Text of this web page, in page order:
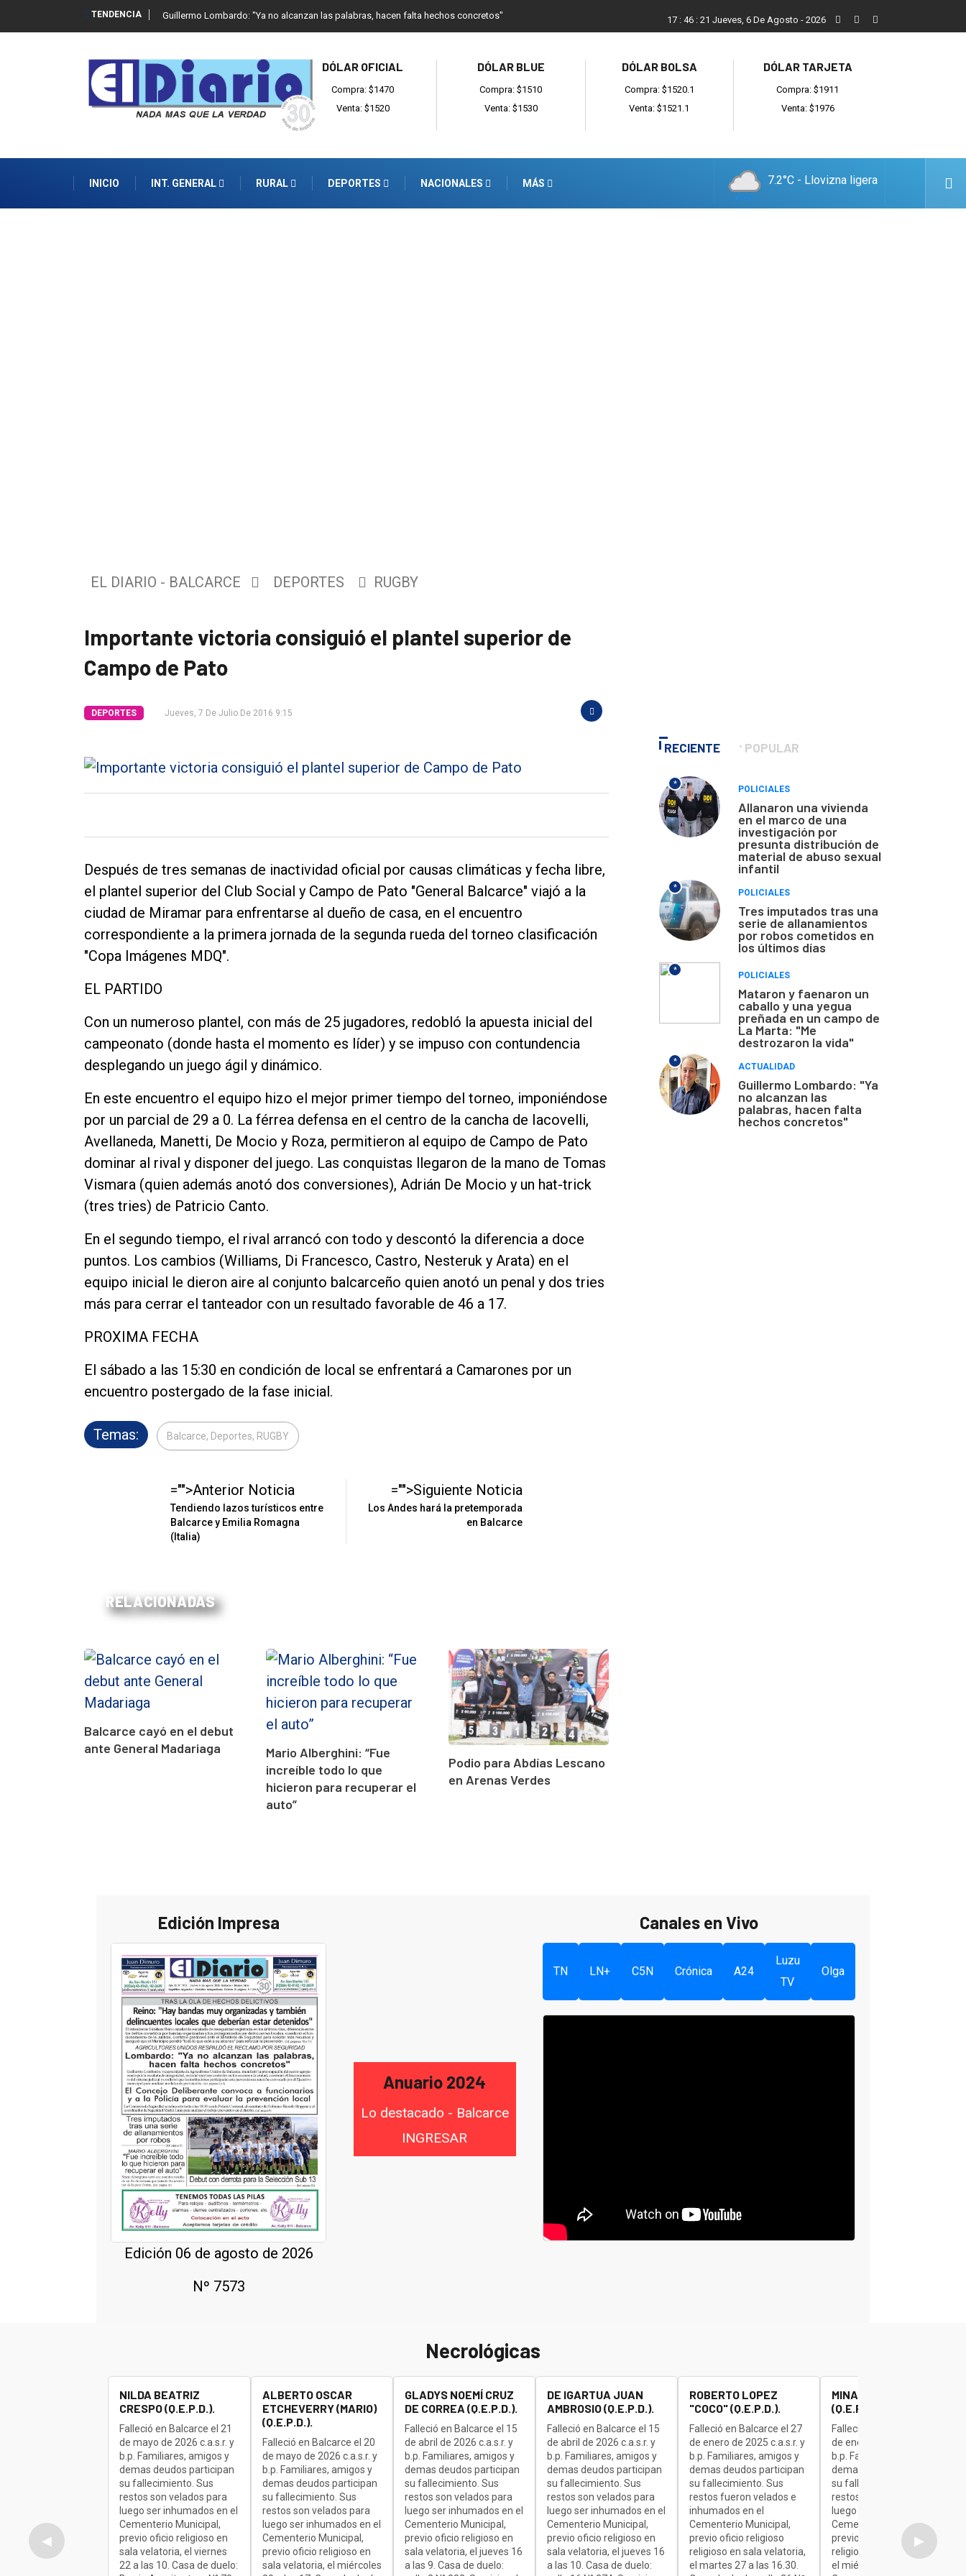
TENDENCIA
de abuso sexual infantil Guillermo Lombardo: "Ya no alcanzan las palabras, hacen falta hechos concretos" Balcarce cayó en el debut ante General Madariaga
17 : 46 : 22 Jueves, 6 De Agosto - 2026
DÓLAR OFICIAL
Compra: $1470
Venta: $1520
DÓLAR BLUE
Compra: $1510
Venta: $1530
DÓLAR BOLSA
Compra: $1520.1
Venta: $1521.1
DÓLAR TARJETA
Compra: $1911
Venta: $1976
INICIO INT. GENERAL RURAL DEPORTES NACIONALES MÁS 7.2°C - Llovizna ligera
Tendencia
Nosotros
Contacto
EL DIARIO - BALCARCE DEPORTES RUGBY
Importante victoria consiguió el plantel superior de
Campo de Pato
DEPORTES Jueves, 7 De Julio De 2016 9:15
Después de tres semanas de inactividad oficial por causas climáticas y fecha libre,
el plantel superior del Club Social y Campo de Pato "General Balcarce" viajó a la
ciudad de Miramar para enfrentarse al dueño de casa, en el encuentro
correspondiente a la primera jornada de la segunda rueda del torneo clasificación
"Copa Imágenes MDQ".
EL PARTIDO
Con un numeroso plantel, con más de 25 jugadores, redobló la apuesta inicial del
campeonato (donde hasta el momento es líder) y se impuso con contundencia
desplegando un juego ágil y dinámico.
En este encuentro el equipo hizo el mejor primer tiempo del torneo, imponiéndose
por un parcial de 29 a 0. La férrea defensa en el centro de la cancha de Iacovelli,
Avellaneda, Manetti, De Mocio y Roza, permitieron al equipo de Campo de Pato
dominar al rival y disponer del juego. Las conquistas llegaron de la mano de Tomas
Vismara (quien además anotó dos conversiones), Adrián De Mocio y un hat-trick
(tres tries) de Patricio Canto.
En el segundo tiempo, el rival arrancó con todo y descontó la diferencia a doce
puntos. Los cambios (Williams, Di Francesco, Castro, Nesteruk y Arata) en el
equipo inicial le dieron aire al conjunto balcarceño quien anotó un penal y dos tries
más para cerrar el tanteador con un resultado favorable de 46 a 17.
PROXIMA FECHA
El sábado a las 15:30 en condición de local se enfrentará a Camarones por un
encuentro postergado de la fase inicial.
Temas: Balcarce, Deportes, RUGBY
="">Anterior Noticia
Tendiendo lazos turísticos entre
Balcarce y Emilia Romagna
(Italia)
="">Siguiente Noticia
Los Andes hará la pretemporada
en Balcarce
RELACIONADAS
Balcarce cayó en el debut
ante General Madariaga
Mario Alberghini: “Fue
increíble todo lo que
hicieron para recuperar el
auto”
Podio para Abdías Lescano
en Arenas Verdes
RECIENTE POPULAR
*
POLICIALES
Allanaron una vivienda
en el marco de una
investigación por
presunta distribución de
material de abuso sexual
infantil
*
POLICIALES
Tres imputados tras una
serie de allanamientos
por robos cometidos en
los últimos días
*
POLICIALES
Mataron y faenaron un
caballo y una yegua
preñada en un campo de
La Marta: "Me
destrozaron la vida"
*
ACTUALIDAD
Guillermo Lombardo: "Ya
no alcanzan las
palabras, hacen falta
hechos concretos"
Edición Impresa
Edición 06 de agosto de 2026
Nº 7573
Anuario 2024
Lo destacado - Balcarce
INGRESAR
Canales en Vivo
TN LN+ C5N Crónica A24
Luzu
TV
Olga
Necrológicas
◀
NILDA BEATRIZ
CRESPO (Q.E.P.D.).
Falleció en Balcarce el 21
de mayo de 2026 c.a.s.r. y
b.p. Familiares, amigos y
demas deudos participan
su fallecimiento. Sus
restos son velados para
luego ser inhumados en el
Cementerio Municipal,
previo oficio religioso en
sala velatoria, el viernes
22 a las 10. Casa de duelo:
ALBERTO OSCAR
ETCHEVERRY (MARIO)
(Q.E.P.D.).
Falleció en Balcarce el 20
de mayo de 2026 c.a.s.r. y
b.p. Familiares, amigos y
demas deudos participan
su fallecimiento. Sus
restos son velados para
luego ser inhumados en el
Cementerio Municipal,
previo oficio religioso en
sala velatoria, el miércoles
GLADYS NOEMÍ CRUZ
DE CORREA (Q.E.P.D.).
Falleció en Balcarce el 15
de abril de 2026 c.a.s.r. y
b.p. Familiares, amigos y
demas deudos participan
su fallecimiento. Sus
restos son velados para
luego ser inhumados en el
Cementerio Municipal,
previo oficio religioso en
sala velatoria, el jueves 16
a las 9. Casa de duelo:
DE IGARTUA JUAN
AMBROSIO (Q.E.P.D.).
Falleció en Balcarce el 15
de abril de 2026 c.a.s.r. y
b.p. Familiares, amigos y
demas deudos participan
su fallecimiento. Sus
restos son velados para
luego ser inhumados en el
Cementerio Municipal,
previo oficio religioso en
sala velatoria, el jueves 16
a las 10. Casa de duelo:
ROBERTO LOPEZ
"COCO" (Q.E.P.D.).
Falleció en Balcarce el 27
de enero de 2025 c.a.s.r. y
b.p. Familiares, amigos y
demas deudos participan
su fallecimiento. Sus
restos fueron velados e
inhumados en el
Cementerio Municipal,
previo oficio religioso
religioso en sala velatoria,
el martes 27 a las 16.30.
MINAUDO JOSE "BETA"
(Q.E.P.D.).
Falleció en Balcarce el 27
de enero de 2025 c.a.s.r. y
b.p. Familiares, amigos y
demas deudos participan
su fallecimiento. Sus
restos son velados para
luego ser inhumados en el
Cementerio Municipal,
previo oficio religioso
religioso en sala velatoria,
el miércoles de 7 a 9.30.
▶